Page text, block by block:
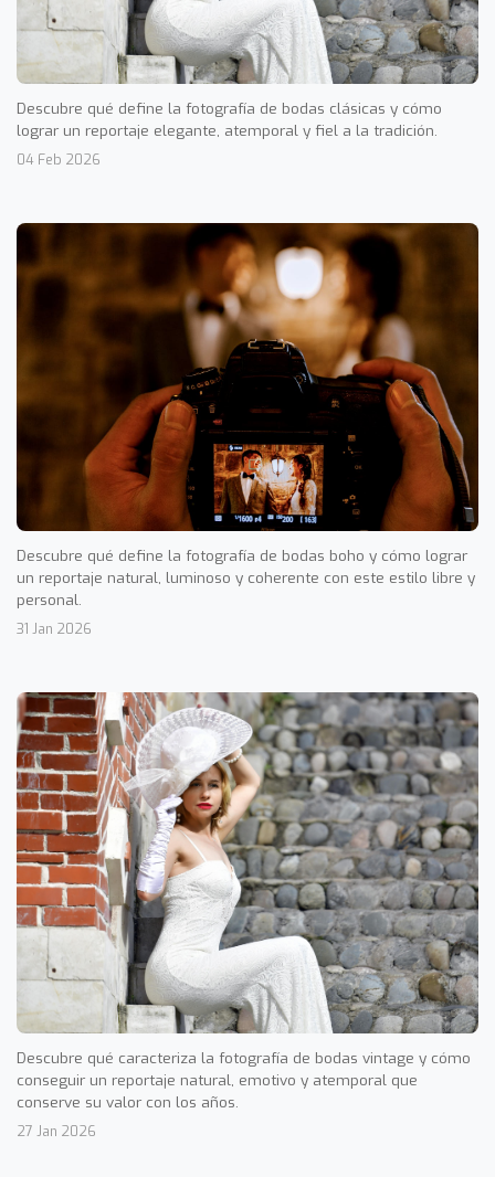
Descubre qué define la fotografía de bodas clásicas y cómo
lograr un reportaje elegante, atemporal y fiel a la tradición.
04 Feb 2026
Descubre qué define la fotografía de bodas boho y cómo lograr
un reportaje natural, luminoso y coherente con este estilo libre y
personal.
31 Jan 2026
Descubre qué caracteriza la fotografía de bodas vintage y cómo
conseguir un reportaje natural, emotivo y atemporal que
conserve su valor con los años.
27 Jan 2026